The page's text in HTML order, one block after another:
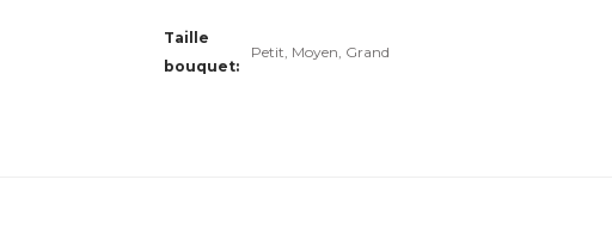
Taille
bouquet
Petit, Moyen, Grand